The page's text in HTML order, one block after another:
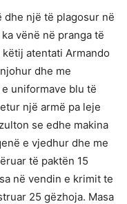
dhe një të plagosur në
vënë në pranga të
atentati Armando
dhe me
e uniformave blu të
një armë pa leje
se edhe makina
e vjedhur dhe me
të paktën 15
në vendin e krimit te
25 gëzhoja. Masa